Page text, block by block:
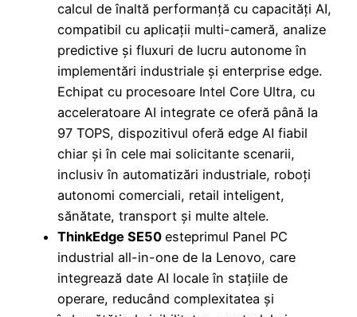
calcul de înaltă performanță cu capacități AI,
compatibil cu aplicații multi-cameră, analize
predictive și fluxuri de lucru autonome în
implementări industriale și enterprise edge.
Echipat cu procesoare Intel Core Ultra, cu
acceleratoare AI integrate ce oferă până la
97 TOPS, dispozitivul oferă edge AI fiabil
chiar și în cele mai solicitante scenarii,
inclusiv în automatizări industriale, roboți
autonomi comerciali, retail inteligent,
sănătate, transport și multe altele.
ThinkEdge SE50 esteprimul Panel PC
industrial all-in-one de la Lenovo, care
integrează date AI locale în stațiile de
operare, reducând complexitatea și